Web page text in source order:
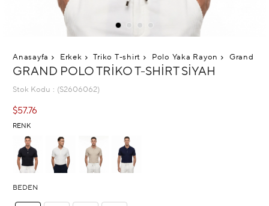
Anasayfa Erkek Triko T-shirt Polo Yaka Rayon Grand
GRAND POLO TRIKO T-SHIRT SIYAH
Stok Kodu (S2606062)
$57.76
RENK
BEDEN